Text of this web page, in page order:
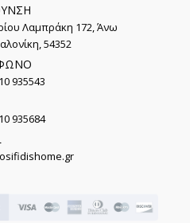
Λαμπράκη 172, Άνω
54352
935543
935684